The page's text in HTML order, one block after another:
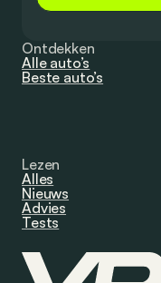
Ontdekken
Alle auto’s
Beste auto’s
Lezen
Alles
Nieuws
Advies
Tests